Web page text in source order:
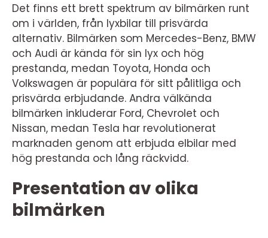
Det finns ett brett spektrum av bilmärken runt
om i världen, från lyxbilar till prisvärda
alternativ. Bilmärken som Mercedes-Benz, BMW
och Audi är kända för sin lyx och hög
prestanda, medan Toyota, Honda och
Volkswagen är populära för sitt pålitliga och
prisvärda erbjudande. Andra välkända
bilmärken inkluderar Ford, Chevrolet och
Nissan, medan Tesla har revolutionerat
marknaden genom att erbjuda elbilar med
hög prestanda och lång räckvidd.
Presentation av olika
bilmärken